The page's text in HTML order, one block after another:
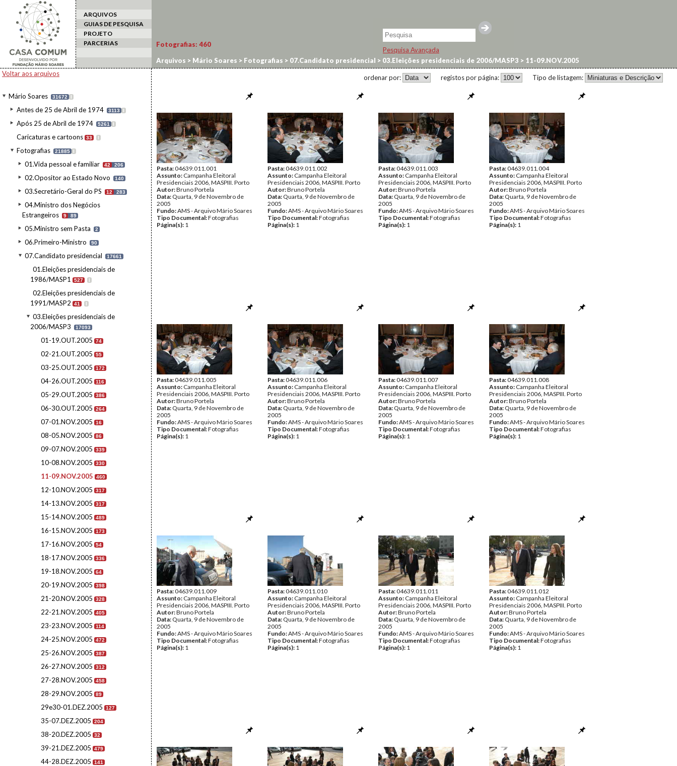
ARQUIVOS
GUIAS DE PESQUISA
PROJETO
PARCERIAS
Pesquisa Avançada
Voltar aos arquivos
Mário Soares 31672 I
Antes de 25 de Abril de 1974 3113 I
Após 25 de Abril de 1974 5261 I
Caricaturas e cartoons 33 I
Fotografias 21885 I
01.Vida pessoal e familiar 42 206
02.Opositor ao Estado Novo 140
03.Secretário-Geral do PS 12 283
04.Ministro dos Negócios
Estrangeiros
9 89
05.Ministro sem Pasta 2
06.Primeiro-Ministro 90
07.Candidato presidencial 17661
01.Eleições presidenciais de
1986/MASP1
527 I
02.Eleições presidenciais de
1991/MASP2
41 I
03.Eleições presidenciais de
2006/MASP3
17093
01-19.OUT.2005 74
02-21.OUT.2005 55
03-25.OUT.2005 172
04-26.OUT.2005 116
05-29.OUT.2005 386
06-30.OUT.2005 264
07-01.NOV.2005 16
08-05.NOV.2005 86
09-07.NOV.2005 339
10-08.NOV.2005 330
11-09.NOV.2005 460
12-10.NOV.2005 317
14-13.NOV.2005 317
15-14.NOV.2005 489
16-15.NOV.2005 173
17-16.NOV.2005 54
18-17.NOV.2005 336
19-18.NOV.2005 64
20-19.NOV.2005 398
21-20.NOV.2005 328
22-21.NOV.2005 405
23-23.NOV.2005 114
24-25.NOV.2005 472
25-26.NOV.2005 387
26-27.NOV.2005 312
27-28.NOV.2005 458
28-29.NOV.2005 89
29e30-01.DEZ.2005 127
35-07.DEZ.2005 204
38-20.DEZ.2005 32
39-21.DEZ.2005 479
44-28.DEZ.2005 141
Fotografias: 460
Arquivos > Mário Soares > Fotografias > 07.Candidato presidencial > 03.Eleições presidenciais de 2006/MASP3 > 11-09.NOV.2005
Tipo de listagem:
registos por página:
ordenar por:
Pasta:04639.011.001
Assunto: Campanha Eleitoral
Presidenciais 2006, MASPIII. Porto
Autor:Bruno Portela
Data: Quarta, 9 de Novembro de
2005
Fundo:AMS - Arquivo Mário Soares
Tipo Documental:Fotografias
Página(s): 1
Pasta:04639.011.002
Assunto: Campanha Eleitoral
Presidenciais 2006, MASPIII. Porto
Autor:Bruno Portela
Data: Quarta, 9 de Novembro de
2005
Fundo:AMS - Arquivo Mário Soares
Tipo Documental:Fotografias
Página(s): 1
Pasta:04639.011.003
Assunto: Campanha Eleitoral
Presidenciais 2006, MASPIII. Porto
Autor:Bruno Portela
Data: Quarta, 9 de Novembro de
2005
Fundo:AMS - Arquivo Mário Soares
Tipo Documental:Fotografias
Página(s): 1
Pasta:04639.011.004
Assunto: Campanha Eleitoral
Presidenciais 2006, MASPIII. Porto
Autor:Bruno Portela
Data: Quarta, 9 de Novembro de
2005
Fundo:AMS - Arquivo Mário Soares
Tipo Documental:Fotografias
Página(s): 1
Pasta:04639.011.005
Assunto: Campanha Eleitoral
Presidenciais 2006, MASPIII. Porto
Autor:Bruno Portela
Data: Quarta, 9 de Novembro de
2005
Fundo:AMS - Arquivo Mário Soares
Tipo Documental:Fotografias
Página(s): 1
Pasta:04639.011.006
Assunto: Campanha Eleitoral
Presidenciais 2006, MASPIII. Porto
Autor:Bruno Portela
Data: Quarta, 9 de Novembro de
2005
Fundo:AMS - Arquivo Mário Soares
Tipo Documental:Fotografias
Página(s): 1
Pasta:04639.011.007
Assunto: Campanha Eleitoral
Presidenciais 2006, MASPIII. Porto
Autor:Bruno Portela
Data: Quarta, 9 de Novembro de
2005
Fundo:AMS - Arquivo Mário Soares
Tipo Documental:Fotografias
Página(s): 1
Pasta:04639.011.008
Assunto: Campanha Eleitoral
Presidenciais 2006, MASPIII. Porto
Autor:Bruno Portela
Data: Quarta, 9 de Novembro de
2005
Fundo:AMS - Arquivo Mário Soares
Tipo Documental:Fotografias
Página(s): 1
Pasta:04639.011.009
Assunto: Campanha Eleitoral
Presidenciais 2006, MASPIII. Porto
Autor:Bruno Portela
Data: Quarta, 9 de Novembro de
2005
Fundo:AMS - Arquivo Mário Soares
Tipo Documental:Fotografias
Página(s): 1
Pasta:04639.011.010
Assunto: Campanha Eleitoral
Presidenciais 2006, MASPIII. Porto
Autor:Bruno Portela
Data: Quarta, 9 de Novembro de
2005
Fundo:AMS - Arquivo Mário Soares
Tipo Documental:Fotografias
Página(s): 1
Pasta:04639.011.011
Assunto: Campanha Eleitoral
Presidenciais 2006, MASPIII. Porto
Autor:Bruno Portela
Data: Quarta, 9 de Novembro de
2005
Fundo:AMS - Arquivo Mário Soares
Tipo Documental:Fotografias
Página(s): 1
Pasta:04639.011.012
Assunto: Campanha Eleitoral
Presidenciais 2006, MASPIII. Porto
Autor:Bruno Portela
Data: Quarta, 9 de Novembro de
2005
Fundo:AMS - Arquivo Mário Soares
Tipo Documental:Fotografias
Página(s): 1